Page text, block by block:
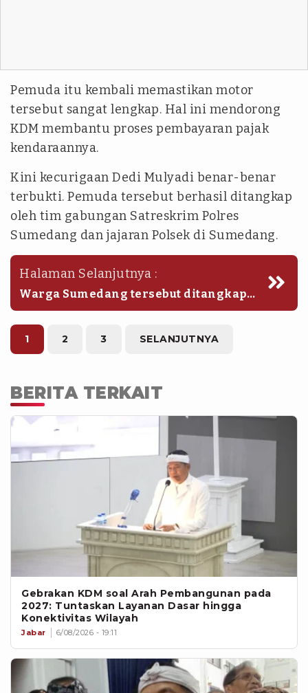
Pemuda itu kembali memastikan motor
tersebut sangat lengkap. Hal ini mendorong
KDM membantu proses pembayaran pajak
kendaraannya.
Kini kecurigaan Dedi Mulyadi benar-benar
terbukti. Pemuda tersebut berhasil ditangkap
oleh tim gabungan Satreskrim Polres
Sumedang dan jajaran Polsek di Sumedang.
Halaman Selanjutnya :
Warga Sumedang tersebut ditangkap
saat Polres Sumedang menindak tegas
kejahatan jalanan. Saat itu polisi
melaksanakan Operasi Jaran Lodaya
2026.
1 2 3 SELANJUTNYA
BERITA TERKAIT
Gebrakan KDM soal Arah Pembangunan pada
2027: Tuntaskan Layanan Dasar hingga
Konektivitas Wilayah
Jabar 6/08/2026 - 19:11